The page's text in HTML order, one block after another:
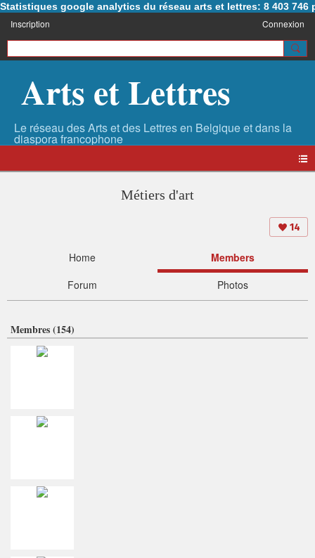
Statistiques google analytics du réseau arts et lettres: 8 403 746
Inscription Connexion
Arts et Lettres
Métiers d'art
14
Home
Members
Forum
Photos
Membres (154)